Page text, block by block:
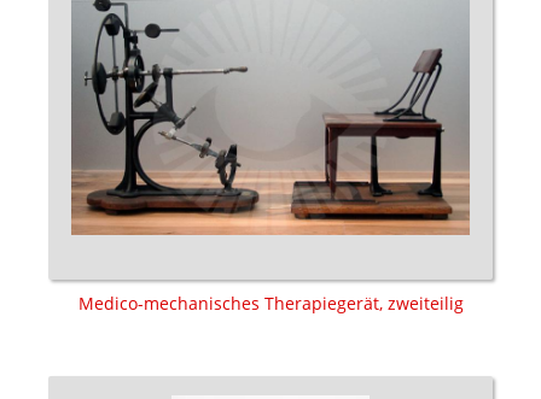
Medico-mechanisches Therapiegerät, zweiteilig